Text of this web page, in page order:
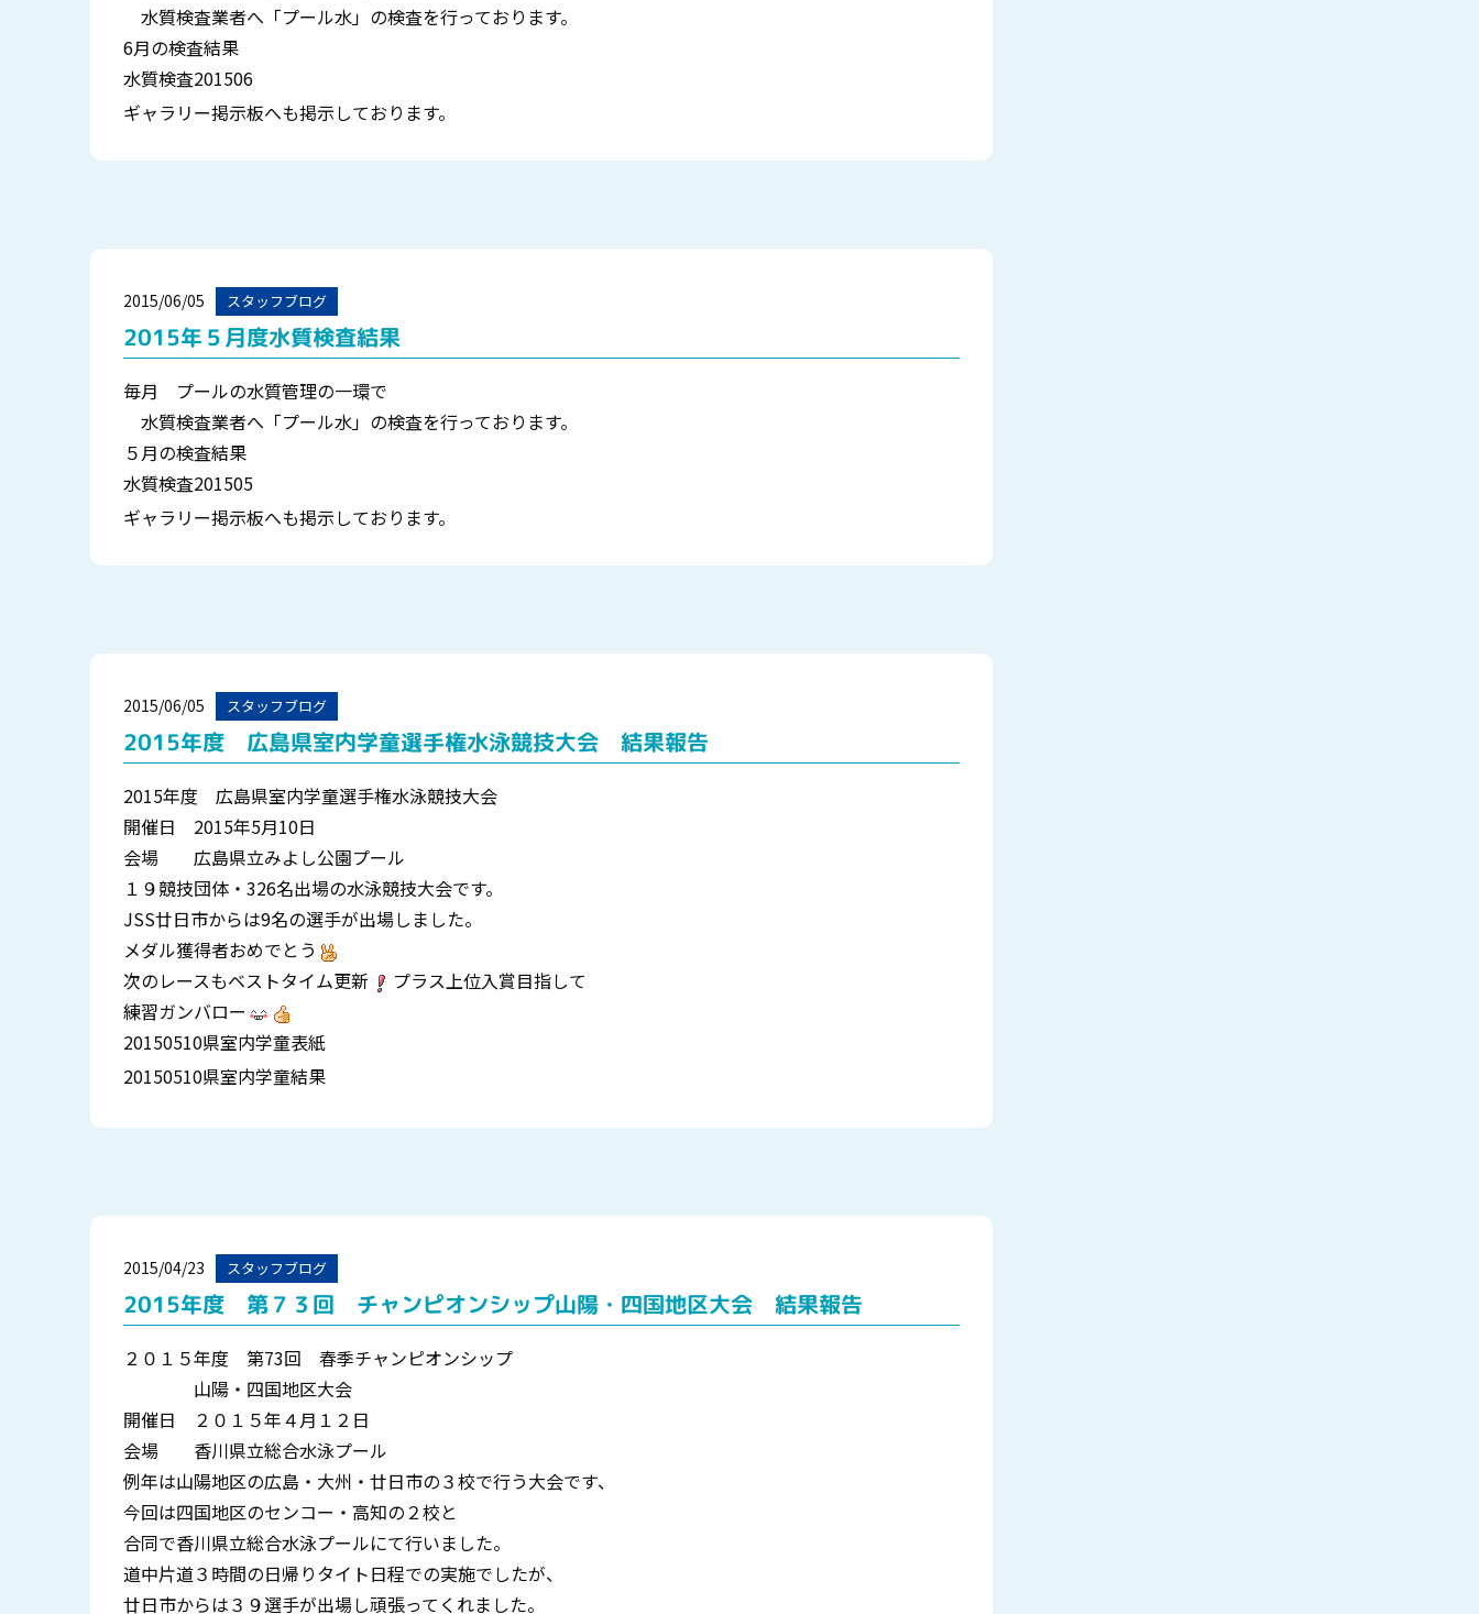
水質検査業者へ「プール水」の検査を行っております。
6月の検査結果
水質検査201506
ギャラリー掲示板へも掲示しております。
2015/06/05 スタッフブログ
2015年５月度水質検査結果
毎月 プールの水質管理の一環で
水質検査業者へ「プール水」の検査を行っております。
５月の検査結果
水質検査201505
ギャラリー掲示板へも掲示しております。
2015/06/05 スタッフブログ
2015年度 広島県室内学童選手権水泳競技大会 結果報告
2015年度 広島県室内学童選手権水泳競技大会
開催日 2015年5月10日
会場 広島県立みよし公園プール
１９競技団体・326名出場の水泳競技大会です。
JSS廿日市からは9名の選手が出場しました。
メダル獲得者おめでとう
次のレースもベストタイム更新
プラス上位入賞目指して
練習ガンバロー
20150510県室内学童表紙
20150510県室内学童結果
2015/04/23 スタッフブログ
2015年度 第７３回 チャンピオンシップ山陽・四国地区大会 結果報告
２０１５年度 第73回 春季チャンピオンシップ
山陽・四国地区大会
開催日 ２０１５年４月１２日
会場 香川県立総合水泳プール
例年は山陽地区の広島・大州・廿日市の３校で行う大会です、
今回は四国地区のセンコー・高知の２校と
合同で香川県立総合水泳プールにて行いました。
道中片道３時間の日帰りタイト日程での実施でしたが、
廿日市からは３９選手が出場し頑張ってくれました。